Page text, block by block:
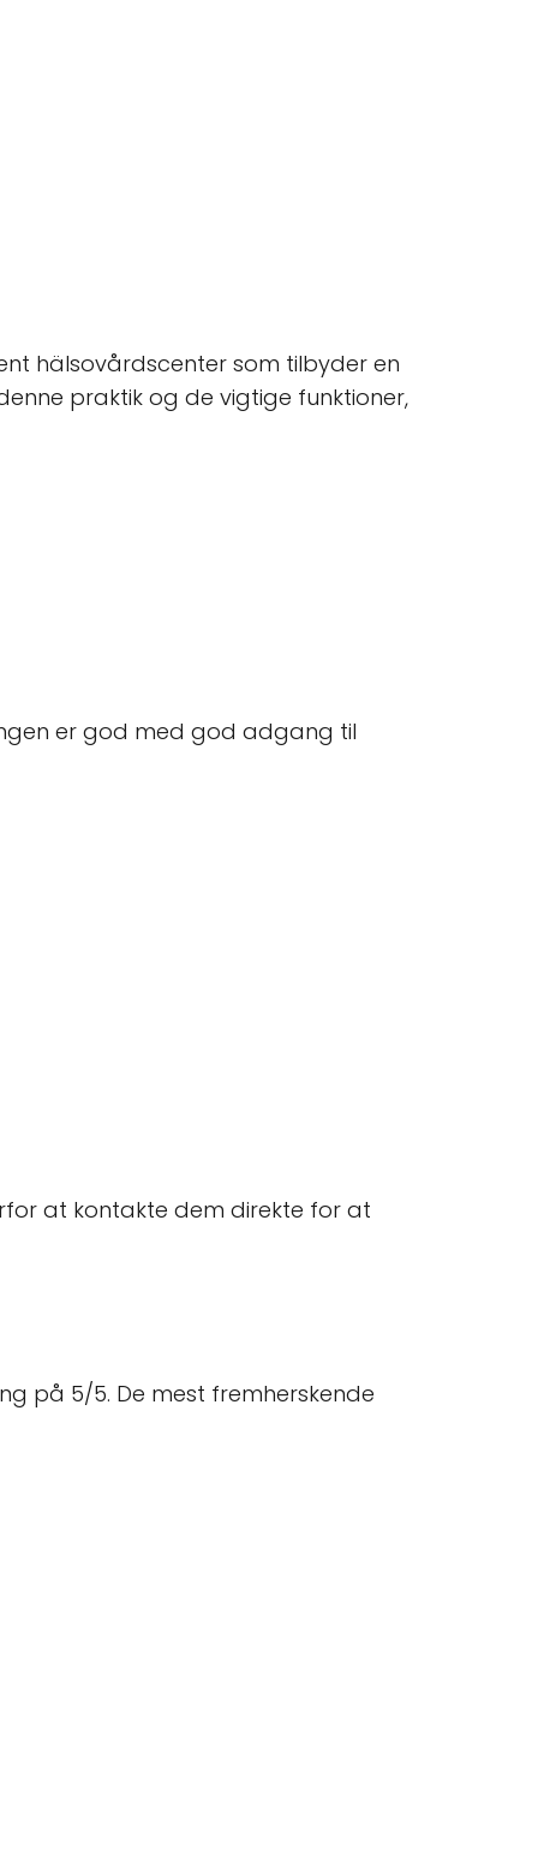
hälsovårdscenter som tilbyder en
praktik og de vigtige funktioner,
er god med god adgang til
at kontakte dem direkte for at
på 5/5. De mest fremherskende